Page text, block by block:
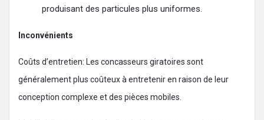
produisant des particules plus uniformes.
Inconvénients
Coûts d’entretien: Les concasseurs giratoires sont
généralement plus coûteux à entretenir en raison de leur
conception complexe et des pièces mobiles.